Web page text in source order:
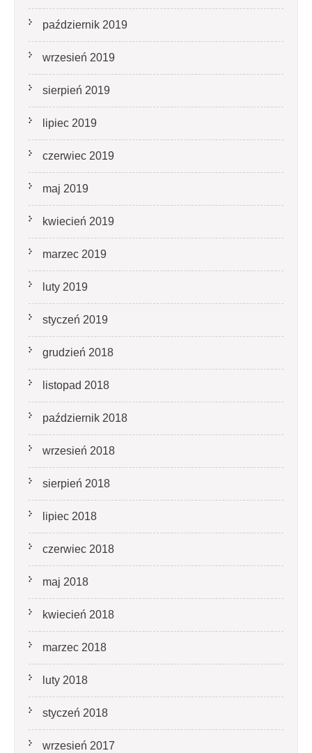
październik 2019
wrzesień 2019
sierpień 2019
lipiec 2019
czerwiec 2019
maj 2019
kwiecień 2019
marzec 2019
luty 2019
styczeń 2019
grudzień 2018
listopad 2018
październik 2018
wrzesień 2018
sierpień 2018
lipiec 2018
czerwiec 2018
maj 2018
kwiecień 2018
marzec 2018
luty 2018
styczeń 2018
wrzesień 2017